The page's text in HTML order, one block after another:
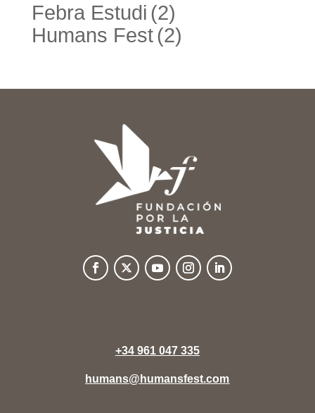
Febra Estudi (2)
Humans Fest(2)
+34 961 047 335
humans@humansfest.com